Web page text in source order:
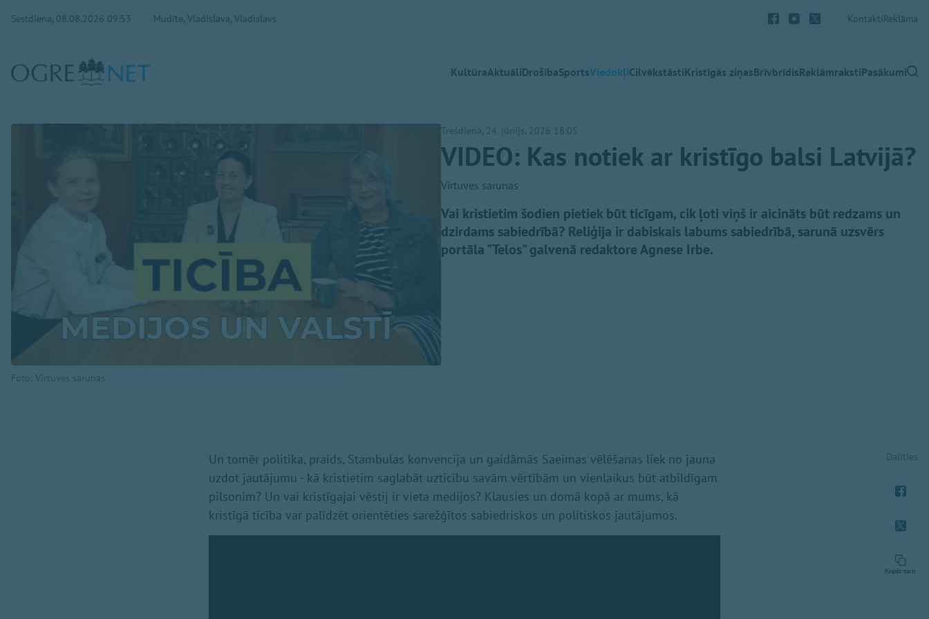
Sestdiena, 08.08.2026 09:53 Mudīte, Vladislava, Vladislavs KontaktiReklāma
KultūraAktuāliDrošībaSportsViedokļiCilvēkstāstiKristīgās ziņasBrīvbrīdisReklāmrakstiPasākumi
Foto: Virtuves sarunas
Trešdiena, 24. jūnijs, 2026 18:05
VIDEO: Kas notiek ar kristīgo balsi Latvijā?
Virtuves sarunas
Vai kristietim šodien pietiek būt ticīgam, cik ļoti viņš ir aicināts būt redzams un
dzirdams sabiedrībā? Reliģija ir dabiskais labums sabiedrībā, sarunā uzsvērs
portāla "Telos" galvenā redaktore Agnese Irbe.
Un tomēr politika, praids, Stambulas konvencija un gaidāmās Saeimas vēlēšanas liek no jauna
uzdot jautājumu - kā kristietim saglabāt uzticību savām vērtībām un vienlaikus būt atbildīgam
pilsonim? Un vai kristīgajai vēstij ir vieta medijos? Klausies un domā kopā ar mums, kā
kristīgā ticība var palīdzēt orientēties sarežģītos sabiedriskos un politiskos jautājumos.
Dalīties
Kopēt saiti